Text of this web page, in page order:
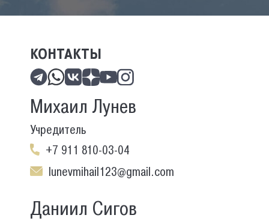
КОНТАКТЫ
Михаил Лунев
Учредитель
+7 911 810-03-04
lunevmihail123@gmail.com
Даниил Сигов